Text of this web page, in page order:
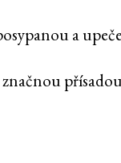
a
značnou